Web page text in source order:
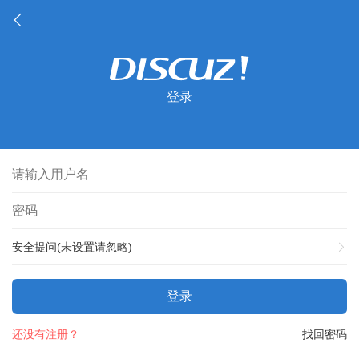
登录
安全提问(未设置请忽略)
登录
找回密码
还没有注册？